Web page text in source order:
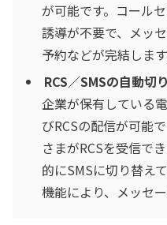
が可能です。コール
誘導が不要で、メッ
予約などが完結します
RCS／SMSの自動切
企業が保有している
びRCSの配信が可能
さまがRCSを受信で
的にSMSに切り替え
機能により、メッセ